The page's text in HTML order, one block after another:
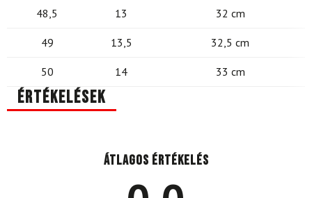
48,5 13 32 cm
49 13,5 32,5 cm
50 14 33 cm
Értékelések
Átlagos értékelés